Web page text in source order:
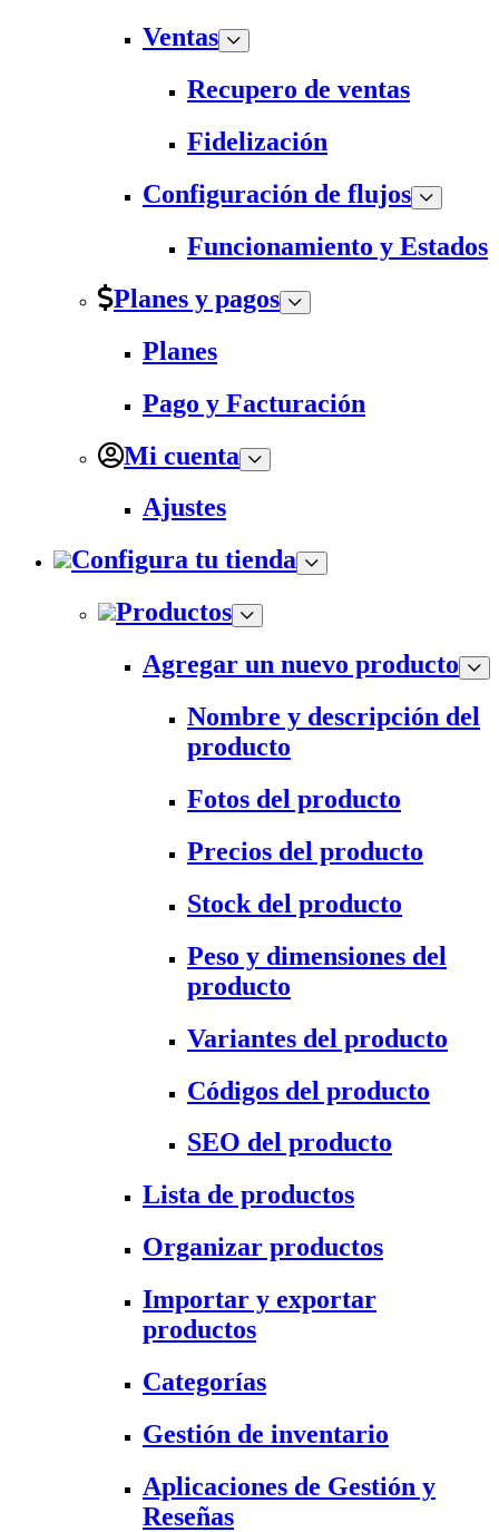
Ventas
Recupero de ventas
Fidelización
Configuración de flujos
Funcionamiento y Estados
Planes y pagos
Planes
Pago y Facturación
Mi cuenta
Ajustes
Configura tu tienda
Productos
Agregar un nuevo producto
Nombre y descripción del
producto
Fotos del producto
Precios del producto
Stock del producto
Peso y dimensiones del
producto
Variantes del producto
Códigos del producto
SEO del producto
Lista de productos
Organizar productos
Importar y exportar
productos
Categorías
Gestión de inventario
Aplicaciones de Gestión y
Reseñas